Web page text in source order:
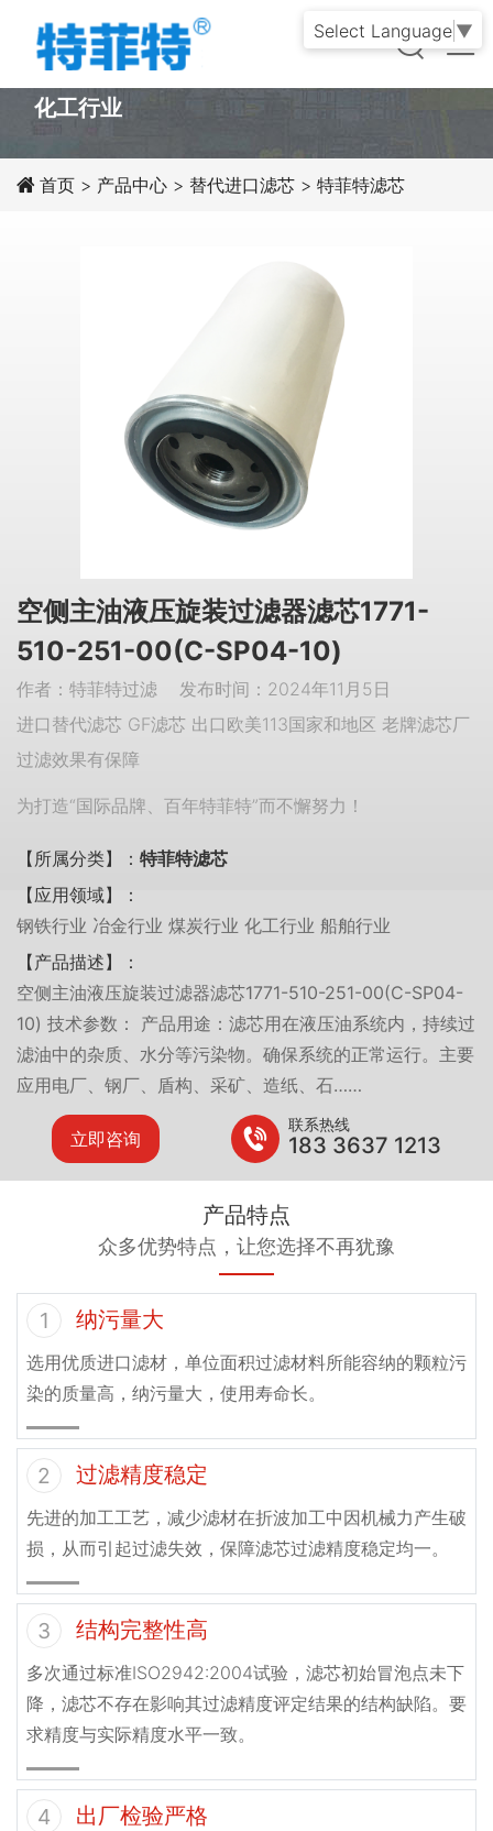
PRODUCT
化工行业
首页 > 产品中心 > 替代进口滤芯 > 特菲特滤芯
空侧主油液压旋装过滤器滤芯1771-
510-251-00(C-SP04-10)
作者：特菲特过滤 发布时间：2024年11月5日
进口替代滤芯 GF滤芯 出口欧美113国家和地区 老牌滤芯厂
过滤效果有保障
为打造“国际品牌、百年特菲特”而不懈努力！
【所属分类】： 特菲特滤芯
【应用领域】：
钢铁行业 冶金行业 煤炭行业 化工行业 船舶行业
【产品描述】：
空侧主油液压旋装过滤器滤芯1771-510-251-00(C-SP04-
10) 技术参数： 产品用途：滤芯用在液压油系统内，持续过
滤油中的杂质、水分等污染物。确保系统的正常运行。主要
应用电厂、钢厂、盾构、采矿、造纸、石……
立即咨询
联系热线
183 3637 1213
产品特点
众多优势特点，让您选择不再犹豫
1 纳污量大
选用优质进口滤材，单位面积过滤材料所能容纳的颗粒污
染的质量高，纳污量大，使用寿命长。
2 过滤精度稳定
先进的加工工艺，减少滤材在折波加工中因机械力产生破
损，从而引起过滤失效，保障滤芯过滤精度稳定均一。
3 结构完整性高
多次通过标准ISO2942:2004试验，滤芯初始冒泡点未下
降，滤芯不存在影响其过滤精度评定结果的结构缺陷。要
求精度与实际精度水平一致。
4 出厂检验严格
Select Language ▼